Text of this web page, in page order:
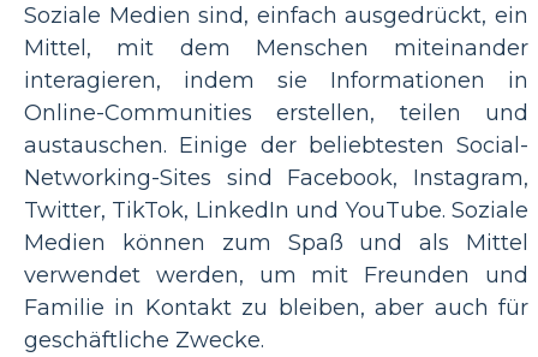
Soziale Medien sind, einfach ausgedrückt, ein
Mittel, mit dem Menschen miteinander
interagieren, indem sie Informationen in
Online-Communities erstellen, teilen und
austauschen. Einige der beliebtesten Social-
Networking-Sites sind Facebook, Instagram,
Twitter, TikTok, LinkedIn und YouTube. Soziale
Medien können zum Spaß und als Mittel
verwendet werden, um mit Freunden und
Familie in Kontakt zu bleiben, aber auch für
geschäftliche Zwecke.